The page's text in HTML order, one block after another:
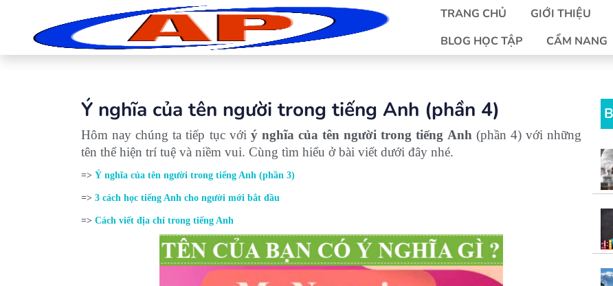
TRANG CHỦ GIỚI THIỆU
BLOG HỌC TẬP
CẨM NANG
Ý nghĩa của tên người trong tiếng Anh (phần 4)
Hôm nay chúng ta tiếp tục với ý nghĩa của tên người trong tiếng Anh (phần 4) với những
tên thể hiện trí tuệ và niềm vui. Cùng tìm hiểu ở bài viết dưới đây nhé.
=> Ý nghĩa của tên người trong tiếng Anh (phần 3)
=> 3 cách học tiếng Anh cho người mới bắt đầu
=> Cách viết địa chỉ trong tiếng Anh